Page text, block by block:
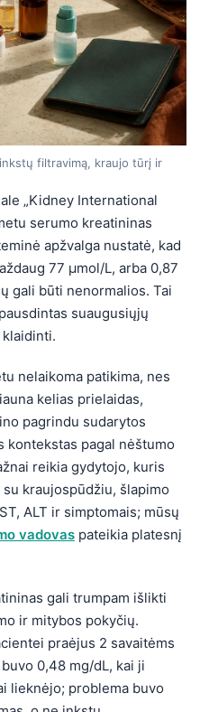
filtravimą, kraujo tūrį ir
„Kidney International
serumo kreatininas
apžvalga nustatė, kad
77 µmol/L, arba 0,87
gali būti nenormalios. Tai
suaugusiųjų
nelaikoma patikima, nes
kelias prielaidas,
pagrindu sudarytos
kontekstas pagal nėštumo
reikia gydytojo, kuris
kraujospūdžiu, šlapimo
ALT ir simptomais; mūsų
vadovas pateikia platesnį
gali trumpam išlikti
ir mitybos pokyčių.
praėjus 2 savaitėms
0,48 mg/dL, kai ji
lieknėjo; problema buvo